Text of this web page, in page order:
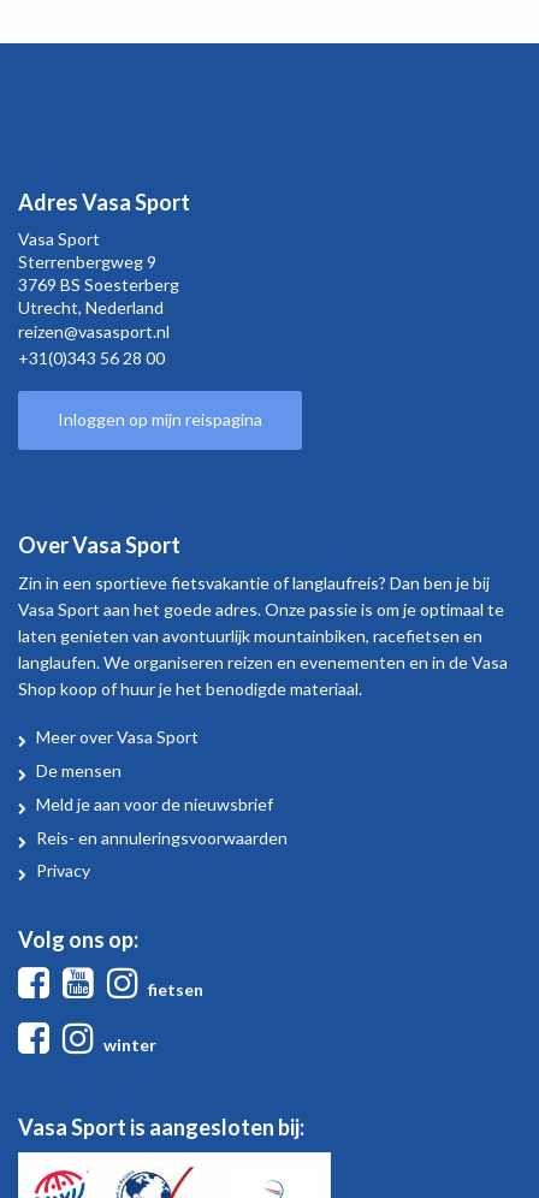
Adres Vasa Sport
Vasa Sport
Sterrenbergweg9
3769 BS Soesterberg
Utrecht, Nederland
reizen@vasasport.nl
+31(0)343 56 28 00
Inloggen op mijn reispagina
Over Vasa Sport
Zin in een sportieve fietsvakantie of langlaufreis? Dan ben je bij
Vasa Sport aan het goede adres. Onze passie is om je optimaal te
laten genieten van avontuurlijk mountainbiken, racefietsen en
langlaufen. We organiseren reizen en evenementen en in de Vasa
Shop koop of huur je het benodigde materiaal.
Over
Vasa
Sport
Meer over Vasa Sport
De mensen
Meld je aan voor de nieuwsbrief
Reis- en annuleringsvoorwaarden
Privacy
Volg ons op:
FacebookYoutube
fietsen
Facebook
winter
Vasa Sport is aangesloten bij: